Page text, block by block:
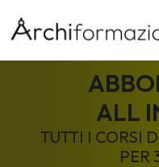
ALL
TUTTI I CORSI
PER